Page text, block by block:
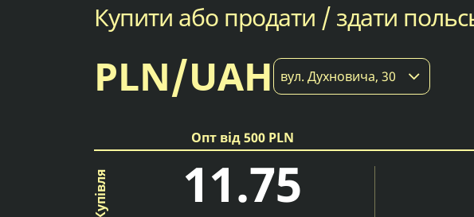
Купити або продати / здати
PLN/UAH вул. Духновича, 30
Опт від 500 PLN
11.75